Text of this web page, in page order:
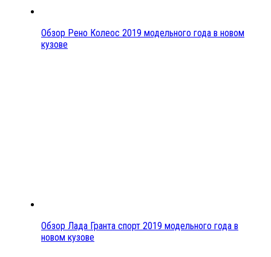
Обзор Рено Колеос 2019 модельного года в новом
кузове
Обзор Лада Гранта спорт 2019 модельного года в
новом кузове